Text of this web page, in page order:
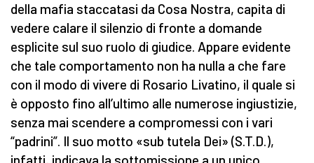
della mafia staccatasi da Cosa Nostra, capita di
vedere calare il silenzio di fronte a domande
esplicite sul suo ruolo di giudice. Appare evidente
che tale comportamento non ha nulla a che fare
con il modo di vivere di Rosario Livatino, il quale si
è opposto fino all’ultimo alle numerose ingiustizie,
senza mai scendere a compromessi con i vari
“padrini”. Il suo motto «sub tutela Dei» (S.T.D.),